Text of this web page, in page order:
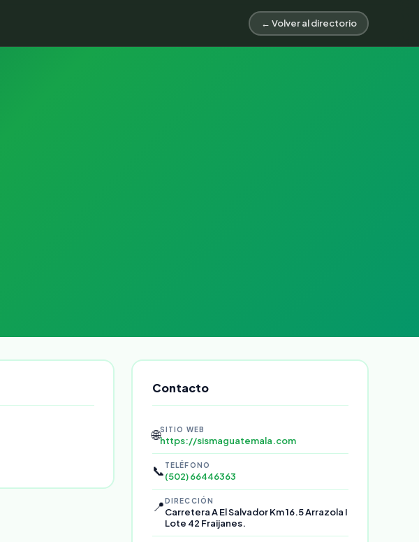
← Volver al directorio
Contacto
🌐SITIO WEB
https://sismaguatemala.com
📞 TELÉFONO
(502) 66446363
📍DIRECCIÓN
Carretera A El Salvador Km 16.5 Arrazola I
Lote 42 Fraijanes.